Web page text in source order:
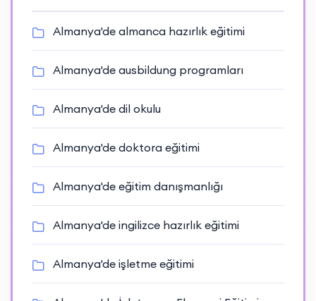
Almanya'de almanca hazırlık eğitimi
Almanya'de ausbildung programları
Almanya'de dil okulu
Almanya'de doktora eğitimi
Almanya'de eğitim danışmanlığı
Almanya'de ingilizce hazırlık eğitimi
Almanya'de işletme eğitimi